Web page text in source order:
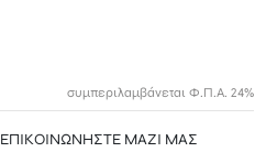
συμπεριλαμβάνεται Φ.Π.Α. 24%
ΜΑΖΙ ΜΑΣ